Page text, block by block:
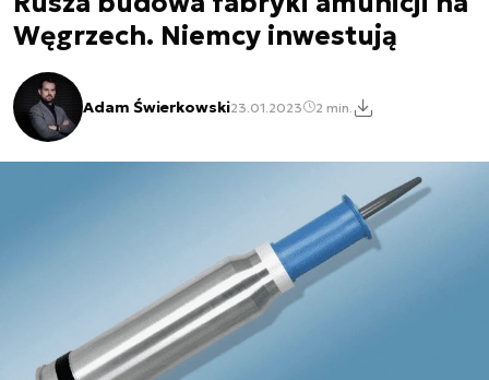
Węgrzech. Niemcy inwestują
Adam Świerkowski23.01.2023 2 min.